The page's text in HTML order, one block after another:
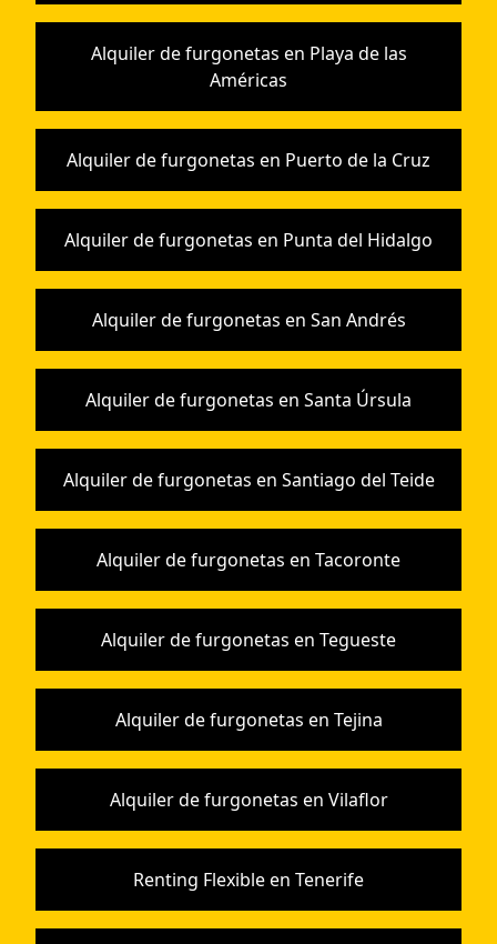
Alquiler de furgonetas en Playa de las
Américas
Alquiler de furgonetas en Puerto de la Cruz
Alquiler de furgonetas en Punta del Hidalgo
Alquiler de furgonetas en San Andrés
Alquiler de furgonetas en Santa Úrsula
Alquiler de furgonetas en Santiago del Teide
Alquiler de furgonetas en Tacoronte
Alquiler de furgonetas en Tegueste
Alquiler de furgonetas en Tejina
Alquiler de furgonetas en Vilaflor
Renting Flexible en Tenerife